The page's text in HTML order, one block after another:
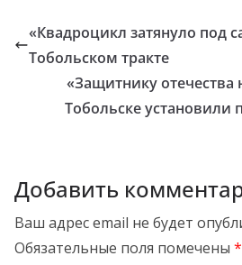
«Квадроцикл затянуло под
Тобольском тракте
«Защитнику отечества
Тобольске установили
Добавить
Ваш адрес email не будет
Обязательные поля помечены *